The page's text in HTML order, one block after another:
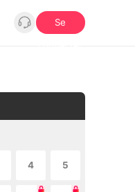
Se
4 5